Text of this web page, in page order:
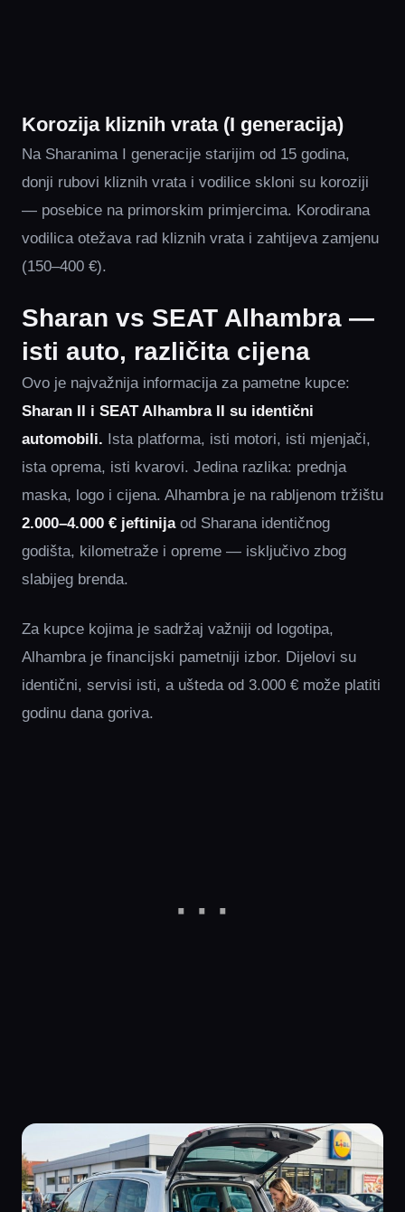
Korozija kliznih vrata (I generacija)
Na Sharanima I generacije starijim od 15 godina,
donji rubovi kliznih vrata i vodilice skloni su koroziji
— posebice na primorskim primjercima. Korodirana
vodilica otežava rad kliznih vrata i zahtijeva zamjenu
(150–400 €).
Sharan vs SEAT Alhambra —
isti auto, različita cijena
Ovo je najvažnija informacija za pametne kupce:
Sharan II i SEAT Alhambra II su identični
automobili. Ista platforma, isti motori, isti mjenjači,
ista oprema, isti kvarovi. Jedina razlika: prednja
maska, logo i cijena. Alhambra je na rabljenom tržištu
2.000–4.000 € jeftinijaod Sharana identičnog
godišta, kilometraže i opreme — isključivo zbog
slabijeg brenda.
Za kupce kojima je sadržaj važniji od logotipa,
Alhambra je financijski pametniji izbor. Dijelovi su
identični, servisi isti, a ušteda od 3.000 € može platiti
godinu dana goriva.